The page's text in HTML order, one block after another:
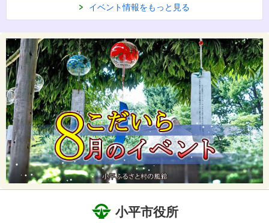
イベント情報をもっと見る
小平市役所